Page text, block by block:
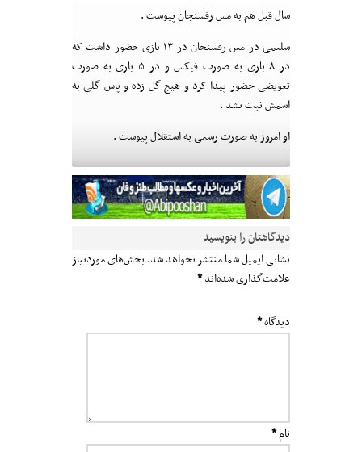
سال قبل هم به مس رفسنجان پیوست .
سلیمی در مس رفسنجان در ۱۳ بازی حضور داشت که
در ۸ بازی به صورت فیکس و در ۵ بازی به صورت
تعویضی حضور پیدا کرد و هیچ گل زده و پاس گلی به
اسمش ثبت نشد .
او امروز به صورت رسمی به استقلال پیوست .
دیدگاهتان را بنویسید
نشانی ایمیل شما منتشر نخواهد شد. بخش‌های موردنیاز
علامت‌گذاری شده‌اند*
دیدگاه*
نام*